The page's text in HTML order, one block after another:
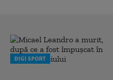
DIGI SPORT